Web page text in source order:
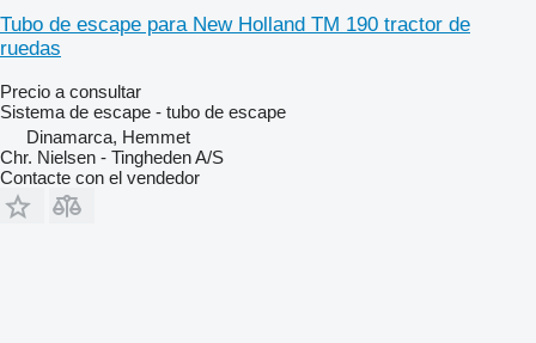
Tubo de escape para New Holland TM 190 tractor de
ruedas
Precio a consultar
Sistema de escape - tubo de escape
Dinamarca, Hemmet
Chr. Nielsen - Tingheden A/S
Contacte con el vendedor